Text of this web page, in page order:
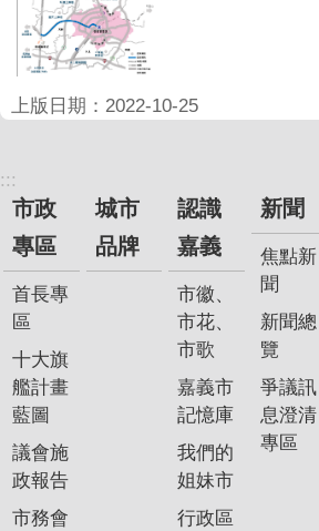
上版日期：2022-10-25
:::
市政
專區
首長專
區
十大旗
艦計畫
藍圖
議會施
政報告
市務會
城市
品牌
認識
嘉義
市徽、
市花、
市歌
嘉義市
記憶庫
我們的
姐妹市
行政區
新聞
焦點新
聞
新聞總
覽
爭議訊
息澄清
專區